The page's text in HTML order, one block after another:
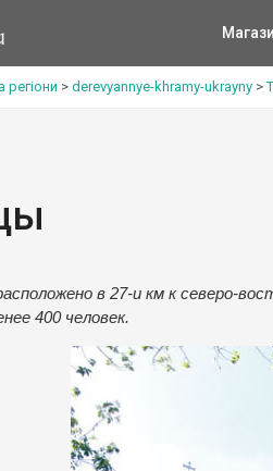
регіони > derevyannye-khramy-ukrayny >
в 27-и км к северо-
400 человек.